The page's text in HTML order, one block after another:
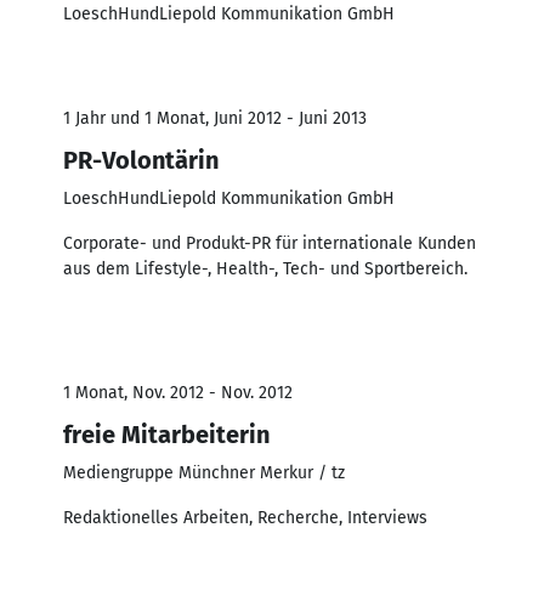
LoeschHundLiepold Kommunikation GmbH
1 Jahr und 1 Monat, Juni 2012 - Juni 2013
PR-Volontärin
LoeschHundLiepold Kommunikation GmbH
Corporate- und Produkt-PR für internationale Kunden
aus dem Lifestyle-, Health-, Tech- und Sportbereich.
1 Monat, Nov. 2012 - Nov. 2012
freie Mitarbeiterin
Mediengruppe Münchner Merkur / tz
Redaktionelles Arbeiten, Recherche, Interviews